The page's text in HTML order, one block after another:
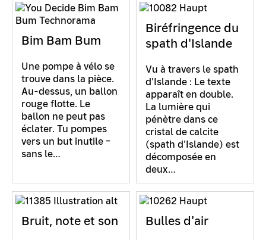
Bim Bam Bum
Une pompe à vélo se
trouve dans la pièce.
Au-dessus, un ballon
rouge flotte. Le
ballon ne peut pas
éclater. Tu pompes
vers un but inutile –
sans le…
Biréfringence du
spath d'Islande
Vu à travers le spath
d'Islande : Le texte
apparaît en double.
La lumière qui
pénètre dans ce
cristal de calcite
(spath d'Islande) est
décomposée en
deux…
Bruit, note et son Bulles d'air